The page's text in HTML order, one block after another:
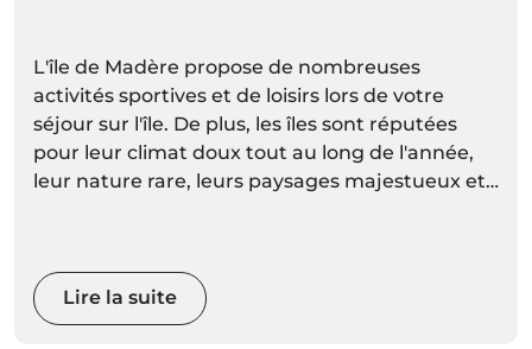
L'île de Madère propose de nombreuses
activités sportives et de loisirs lors de votre
séjour sur l'île. De plus, les îles sont réputées
pour leur climat doux tout au long de l'année,
leur nature rare, leurs paysages majestueux et
plus calme, ou réveiller votre adrénaline avec
des sports extrêmes.
Lire la suite